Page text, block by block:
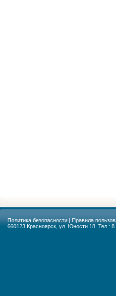
Политика безопасности|Правила
660123 Красноярск, ул. Юности 18. Тел.: